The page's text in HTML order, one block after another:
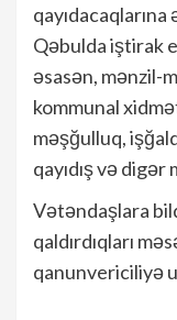
Qəbulda iştirak
əsasən, mənzil-
kommunal
məşğulluq,
qayıdış və
Vətəndaşlara
qaldırdıqları
qanunvericiliyə